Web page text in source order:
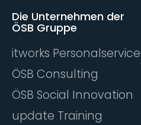
Die Unternehmen der
ÖSB Gruppe
itworks Personalservice
ÖSB Consulting
ÖSB Social Innovation
update Training